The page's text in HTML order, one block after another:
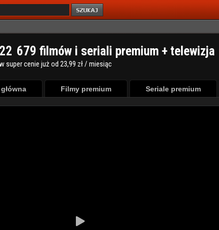
22 679 filmów i seriali premium + telewizja
super cenie już od 23,99 zł / miesiąc
Filmy premium Seriale premium